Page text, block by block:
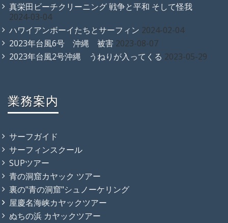
真栄田ビーチクリーニング 戦争と平和 そして怪我
2024-03-04
ハワイアンボーイたちとサーフィン 2024-02-04
2023年台風6号 沖縄 被害 2023-08-07
2023年台風2号沖縄 うねりが入ってくる 2023-05-29
業務案内
サーフガイド
サーフィンスクール
SUPツアー
青の洞窟カヤック ツアー
裏の"青の洞窟"シュノーケリング
屋慶名海峡カヤックツアー
ぬちの浜 カヤックツアー